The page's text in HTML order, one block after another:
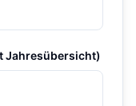
Jahresübersicht)